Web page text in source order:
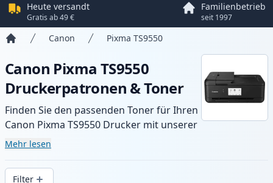
Heute versandt
Gratis ab 49 €
Familienbetrieb
seit 1997
Canon Pixma TS9550
Canon Pixma TS9550
Druckerpatronen & Toner
Finden Sie den passenden Toner für Ihren
Canon Pixma TS9550 Drucker mit unserer
Auswahl an kompatiblen und XL-Patronen.
Druckqualität und schnellem Versand aus
Mehr lesen
Filter